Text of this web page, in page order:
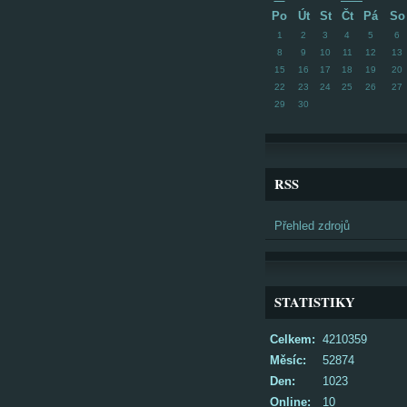
Po Út St Čt Pá So
1 2 3 4 5 6
8
9 10 11 12 13
15
16 17 18 19 20
22
23 24 25 26 27
29
30
RSS
Přehled zdrojů
STATISTIKY
Online: 10
Celkem: 4210359
Měsíc:
52874
Den:
1023